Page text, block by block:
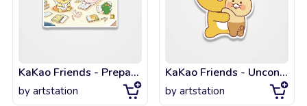
KaKao Friends - Preparing for New Semester with Apeach and Tube
by artstation
KaKao Friends - Unconditional Love ( Ryan and Chunsik)
by artstation